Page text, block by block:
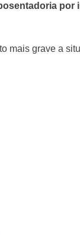
por
mais grave a